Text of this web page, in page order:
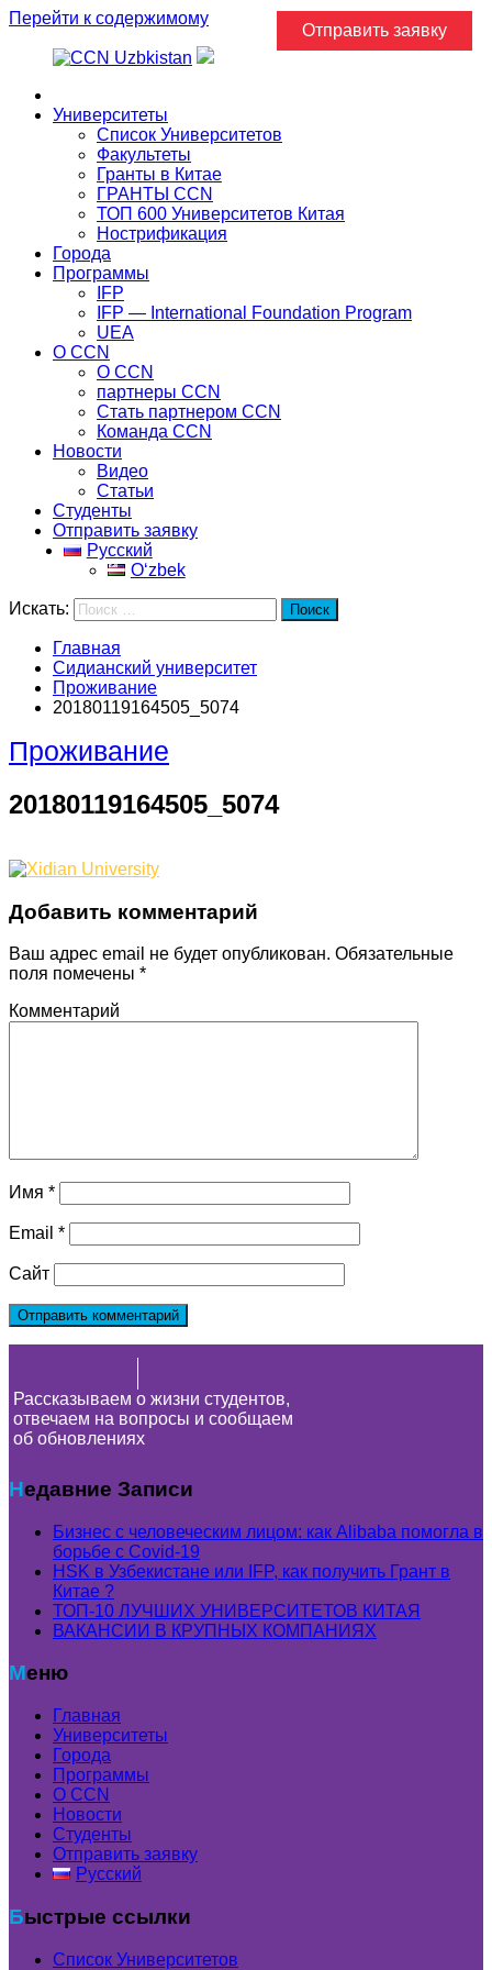
Перейти к содержимому
Университеты
Список Университетов
Факультеты
Гранты в Китае
ГРАНТЫ ССN
ТОП 600 Университетов Китая
Нострификация
Города
Программы
IFP
IFP — International Foundation Program
UEA
О CCN
О CCN
партнеры ССN
Стать партнером CCN
Команда ССN
Новости
Видео
Статьи
Студенты
Отправить заявку
Русский
Oʻzbek
Искать: Поиск
Главная
Сидианский университет
Проживание
20180119164505_5074
Проживание
20180119164505_5074
Отправить заявку
Добавить комментарий
Ваш адрес email не будет опубликован. Обязательные
поля помечены *
Комментарий
Имя *
Email *
Сайт
Рассказываем о жизни студентов,
отвечаем на вопросы и сообщаем
об обновлениях
Недавние Записи
Бизнес с человеческим лицом: как Alibaba помогла в
борьбе с Covid-19
HSK в Узбекистане или IFP, как получить Грант в
Китае ?
ТОП-10 ЛУЧШИХ УНИВЕРСИТЕТОВ КИТАЯ
ВАКАНСИИ В КРУПНЫХ КОМПАНИЯХ
Меню
Главная
Университеты
Города
Программы
О CCN
Новости
Студенты
Отправить заявку
Русский
Быстрые ссылки
Список Университетов